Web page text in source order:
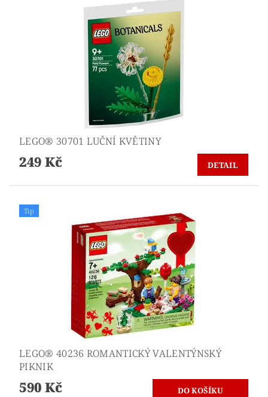
LEGO® 30701 LUČNÍ KVĚTINY
249 Kč DETAIL
Tip
LEGO® 40236 ROMANTICKÝ VALENTÝNSKÝ
PIKNIK
590 Kč